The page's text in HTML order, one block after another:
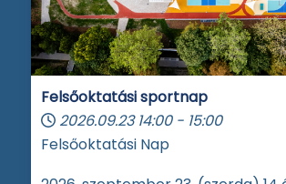
Felsőoktatási sportnap
2026.09.23 14:00 - 15:00
Felsőoktatási Nap